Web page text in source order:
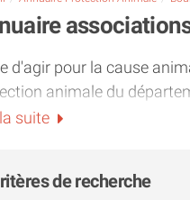
d'agir pour la cause
animale du
adopter un
l'adoption responsable,
suite
de recherche